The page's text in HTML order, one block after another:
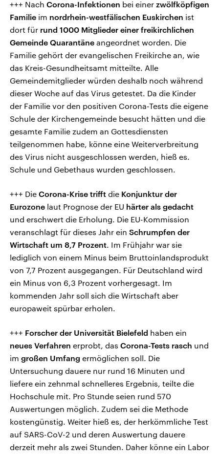
+++ Nach Corona-Infektionen bei einer zwölfköpfigen
Familie im nordrhein-westfälischen Euskirchen ist
dort für rund 1000 Mitglieder einer freikirchlichen
Gemeinde Quarantäne angeordnet worden. Die
Familie gehört der evangelischen Freikirche an, wie
das Kreis-Gesundheitsamt mitteilte. Alle
Gemeindemitglieder würden deshalb noch während
dieser Woche auf das Virus getestet. Da die Kinder
der Familie vor den positiven Corona-Tests die eigene
Schule der Kirchengemeinde besucht hätten und die
gesamte Familie zudem an Gottesdiensten
teilgenommen habe, könne eine Weiterverbreitung
des Virus nicht ausgeschlossen werden, hieß es.
Schule und Gebethaus wurden geschlossen.
+++ Die Corona-Krise trifft die Konjunktur der
Eurozone laut Prognose der EU härter als gedacht
und erschwert die Erholung. Die EU-Kommission
veranschlagt für dieses Jahr ein Schrumpfen der
Wirtschaft um 8,7 Prozent. Im Frühjahr war sie
lediglich von einem Minus beim Bruttoinlandsprodukt
von 7,7 Prozent ausgegangen. Für Deutschland wird
ein Minus von 6,3 Prozent vorhergesagt. Im
kommenden Jahr soll sich die Wirtschaft aber
europaweit spürbar erholen.
+++ Forscher der Universität Bielefeld haben ein
neues Verfahren erprobt, das Corona-Tests rasch und
im großen Umfang ermöglichen soll. Die
Untersuchung dauere nur rund 16 Minuten und
liefere ein zehnmal schnelleres Ergebnis, teilte die
Hochschule mit. Pro Stunde seien rund 570
Auswertungen möglich. Zudem sei die Methode
kostengünstig. Weiter hieß es, der herkömmliche Test
auf SARS-CoV-2 und deren Auswertung dauere
derzeit mehr als zwei Stunden. Daher könne ein Labor